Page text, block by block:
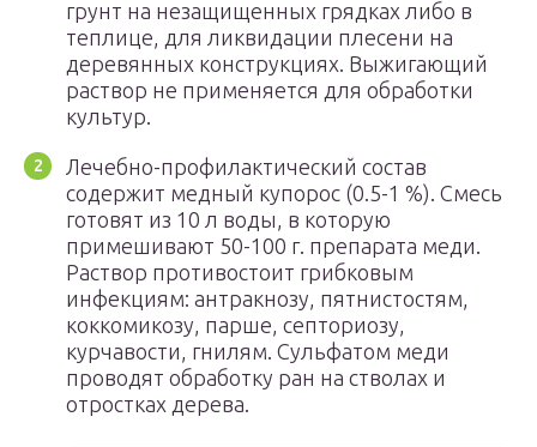
грунт на незащищенных грядках либо в
теплице, для ликвидации плесени на
деревянных конструкциях. Выжигающий
раствор не применяется для обработки
культур.
Лечебно-профилактический состав
содержит медный купорос (0.5-1 %). Смесь
готовят из 10 л воды, в которую
примешивают 50-100 г. препарата меди.
Раствор противостоит грибковым
инфекциям: антракнозу, пятнистостям,
коккомикозу, парше, септориозу,
курчавости, гнилям. Сульфатом меди
проводят обработку ран на стволах и
отростках дерева.